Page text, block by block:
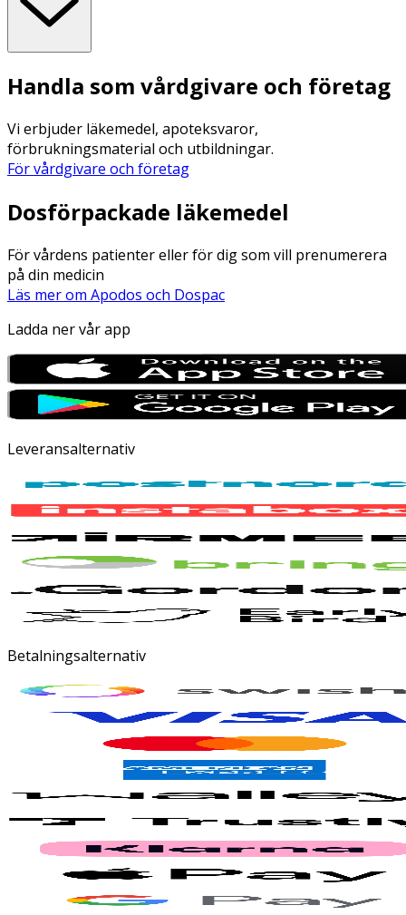
Handla som vårdgivare och företag
Vi erbjuder läkemedel, apoteksvaror,
förbrukningsmaterial och utbildningar.
För vårdgivare och företag
Dosförpackade läkemedel
För vårdens patienter eller för dig som vill prenumerera
på din medicin
Läs mer om Apodos och Dospac
Ladda ner vår app
Leveransalternativ
Betalningsalternativ